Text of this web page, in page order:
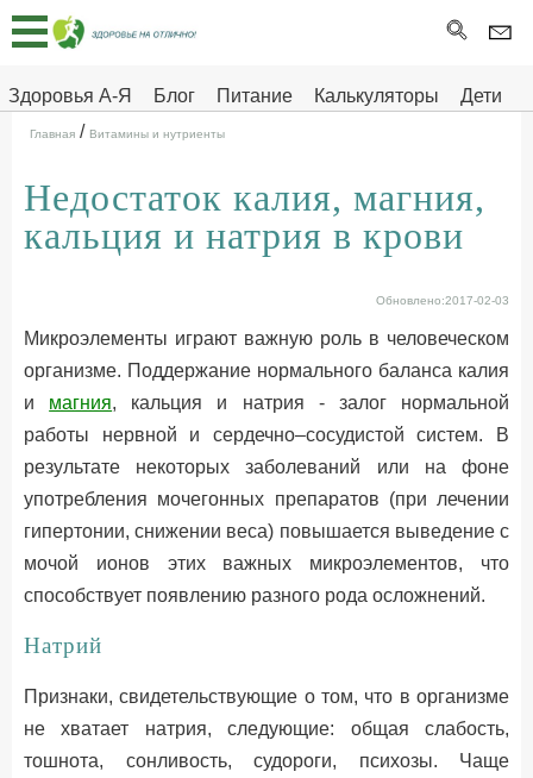
Здоровья А-Я Блог Питание Калькуляторы
Дети
Здоровье на отлично
Главная
Тесты
Про
ДЕТЯМ
Главная / Витамины и нутриенты
Недостаток калия, магния,
кальция и натрия в крови
Обновлено:2017-02-03
Микроэлементы играют важную роль в человеческом
организме. Поддержание нормального баланса калия
и магния, кальция и натрия - залог нормальной
работы нервной и сердечно–сосудистой систем. В
результате некоторых заболеваний или на фоне
употребления мочегонных препаратов (при лечении
гипертонии, снижении веса) повышается выведение с
мочой ионов этих важных микроэлементов, что
способствует появлению разного рода осложнений.
Натрий
Признаки, свидетельствующие о том, что в организме
не хватает натрия, следующие: общая слабость,
тошнота, сонливость, судороги, психозы. Чаще